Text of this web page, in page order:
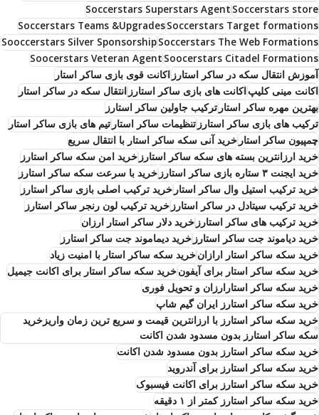
Soccerstars store
Soccerstars Superstars Agent
Soccerstars Target formations
Soccerstars Teams &Upgrades
Soccerstars The Web Formations
Sooccerstars Silver Sponsorship
Soocerstars Citadel Formations
Soocerstars Veteran Agent
آموزش انتقال سکه در ساکر استارز اکانت قوی بازی ساکر استار
اکانت مینی کلیپاکانت های بازی ساکر استارز انتقال سکه در ساکر استار
بهترین مهره ساکر استار ترکیب جاولین ساکر استارز
ترکیب های بازی ساکر استارز تنظیمات ساکر استار تیم های بازی ساکر استار
چمپیون ساکر استار خرید آنی سکه ساکر استار با انتقال سریع
خرید ارزانترین بسته های سکه ساکر استارز خرید امن سکه ساکر استارز
خرید ایجنت ۳ ستاره بازی ساکر استارز
خرید با سرعت سکه ساکر استارز
خرید ترکیب استیل وال ساکر استار خرید ترکیب اصلی بازی ساکر استارز
خرید ترکیب سیتادل در ساکر استارز خرید ترکیب لون رنجر ساکر استارز
خرید ترکیب های ساکر استارز خرید دلار ساکر استار ارزان
خرید دیاموند جت ساکر استارز خرید دیماموند جت ساکر استارز
خرید سکه ساکر استار ارازانخرید سکه ساکر استار با امنیت زیاد
خرید سکه ساکر استار برای آیفونخرید سکه ساکر استار برای اکانت جیمیل
خرید سکه ساکر استارارزان و تحویل فوری
خرید سکه ساکر استارز ایران گیم شاپ
خرید سکه ساکر استارز با ارزانترین قیمت و سریع ترین زمان واریزخرید
سکه ساکر استارز بدون مسدود شدن اکانت
خرید سکه ساکر استارز بدون مسدود شدن اکانت
خرید سکه ساکر استارز برای آندروید
خرید سکه ساکر استارز برای اکانت فیسبوک
خرید سکه ساکر استارز کمتر از ۱ دقیقه